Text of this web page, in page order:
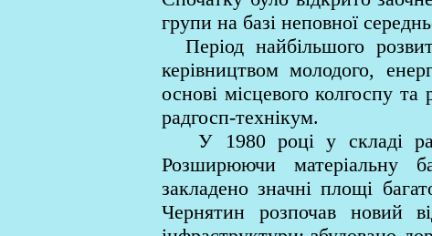
групи на базі неповної
Період найбільшого
керівництвом молодого,
основі місцевого колгоспу
радгосп-технікум.
У 1980 році у складі
Розширюючи матеріальну
закладено значні площі
Чернятин розпочав новий